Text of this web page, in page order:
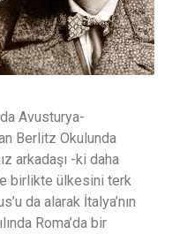
Avusturya-
Berlitz Okulunda
arkadaşı -ki daha
birlikte ülkesini terk
da alarak İtalya’nın
Roma’da bir